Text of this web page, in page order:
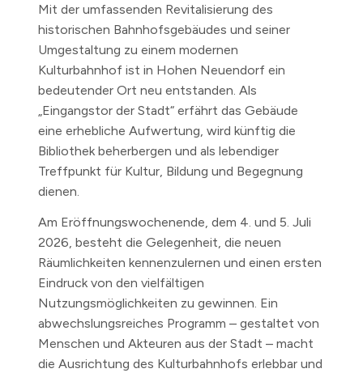
Mit der umfassenden Revitalisierung des
historischen Bahnhofsgebäudes und seiner
Umgestaltung zu einem modernen
Kulturbahnhof ist in Hohen Neuendorf ein
bedeutender Ort neu entstanden. Als
„Eingangstor der Stadt“ erfährt das Gebäude
eine erhebliche Aufwertung, wird künftig die
Bibliothek beherbergen und als lebendiger
Treffpunkt für Kultur, Bildung und Begegnung
dienen.
Am Eröffnungswochenende, dem 4. und 5. Juli
2026, besteht die Gelegenheit, die neuen
Räumlichkeiten kennenzulernen und einen ersten
Eindruck von den vielfältigen
Nutzungsmöglichkeiten zu gewinnen. Ein
abwechslungsreiches Programm – gestaltet von
Menschen und Akteuren aus der Stadt – macht
die Ausrichtung des Kulturbahnhofs erlebbar und